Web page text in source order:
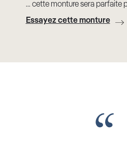
... cette monture sera parfaite
Essayez cette monture